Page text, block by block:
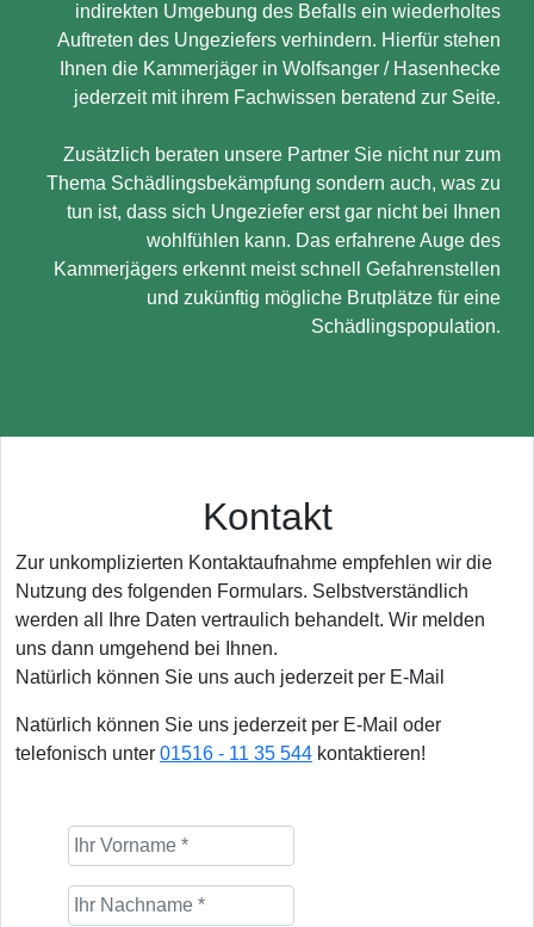
indirekten Umgebung des Befalls ein wiederholtes
Auftreten des Ungeziefers verhindern. Hierfür stehen
Ihnen die Kammerjäger in Wolfsanger / Hasenhecke
jederzeit mit ihrem Fachwissen beratend zur Seite.
Zusätzlich beraten unsere Partner Sie nicht nur zum
Thema Schädlingsbekämpfung sondern auch, was zu
tun ist, dass sich Ungeziefer erst gar nicht bei Ihnen
wohlfühlen kann. Das erfahrene Auge des
Kammerjägers erkennt meist schnell Gefahrenstellen
und zukünftig mögliche Brutplätze für eine
Schädlingspopulation.
Kontakt
Zur unkomplizierten Kontaktaufnahme empfehlen wir die
Nutzung des folgenden Formulars. Selbstverständlich
werden all Ihre Daten vertraulich behandelt. Wir melden
uns dann umgehend bei Ihnen.
Natürlich können Sie uns auch jederzeit per E-Mail
Natürlich können Sie uns jederzeit per E-Mail oder
telefonisch unter 01516 - 11 35 544 kontaktieren!